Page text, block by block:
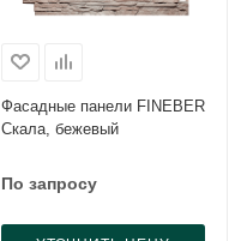
Фасадные панели FINEBER
Скала, бежевый
По запросу